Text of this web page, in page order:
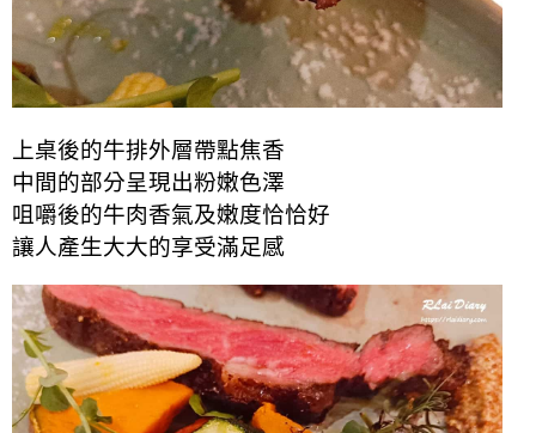
上桌後的牛排外層帶點焦香
中間的部分呈現出粉嫩色澤
咀嚼後的牛肉香氣及嫩度恰恰好
讓人產生大大的享受滿足感